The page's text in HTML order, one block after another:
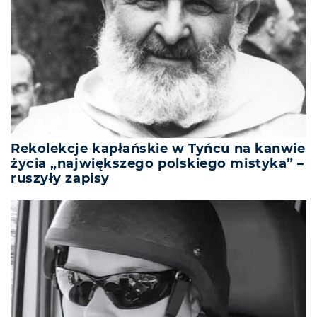
Rekolekcje kapłańskie w Tyńcu na kanwie
życia „największego polskiego mistyka” –
ruszyły zapisy